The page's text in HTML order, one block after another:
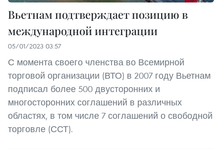
Вьетнам подтверждает позицию в
международной интеграции
05/01/2023 03:57
С момента своего членства во Всемирной
торговой организации (ВТО) в 2007 году Вьетнам
подписал более 500 двусторонних и
многосторонних соглашений в различных
областях, в том числе 7 соглашений о свободной
торговле (ССТ).